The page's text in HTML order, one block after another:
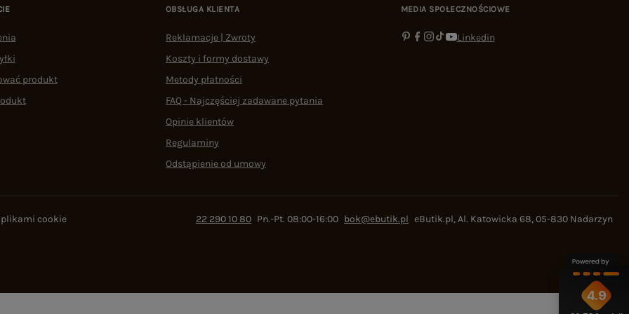
produkt
OBSŁUGA KLIENTA
Reklamacje | Zwroty
Koszty i formy dostawy
Metody płatności
FAQ - Najczęściej zadawane pytania
Opinie klientów
Regulaminy
Odstąpienie od umowy
MEDIA SPOŁECZNOŚCIOWE
Linkedin
cookie 22 290 10 80 Pn.-Pt. 08:00-16:00 bok@ebutik.pl eButik.pl,Al. Katowicka 68,05-830 Nadarzyn
4.9